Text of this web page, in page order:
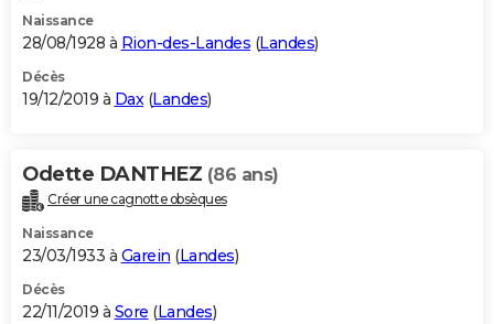
Naissance
28/08/1928 à Rion-des-Landes (Landes)
Décès
19/12/2019 à Dax(Landes)
Odette DANTHEZ (86 ans)
Créer une cagnotte obsèques
Naissance
23/03/1933 à Garein (Landes)
Décès
22/11/2019 à Sore (Landes)